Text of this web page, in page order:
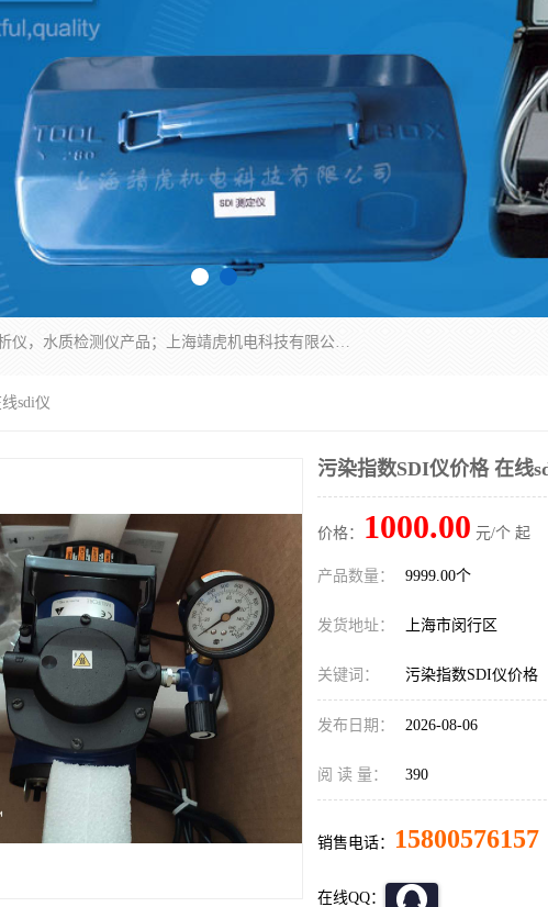
上海靖虎机电科技有限公司主营：SDI仪，水质分析仪，水质检测仪产品；上海靖虎机电科技有限公司在专业制造和研发等方面的强大的平台优势，利用自身在自动化仪表、自控系统及环保监测仪器的专长，以优良的技术，优越的产品质量和良好的服务质量与广大客户真诚合作。
sdi仪
污染指数SDI仪价格 在线
价格： 1000.00 元/个 起
产品数量： 9999.00个
发货地址： 上海市闵行区
关键词： 污染指数SDI仪价格
发布日期： 2026-08-06
阅 读 量： 390
销售电话： 15800576157
在线QQ：